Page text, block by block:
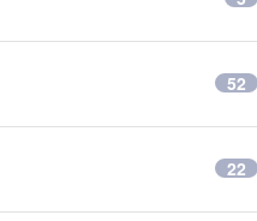
52
22